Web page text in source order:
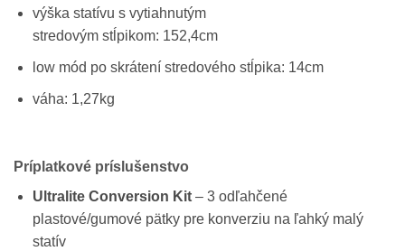
výška statívu s vytiahnutým
stredovým stĺpikom: 152,4cm
low mód po skrátení stredového stĺpika: 14cm
váha: 1,27kg
Príplatkové príslušenstvo
Ultralite Conversion Kit– 3 odľahčené
plastové/gumové pätky pre konverziu na ľahký malý
statív